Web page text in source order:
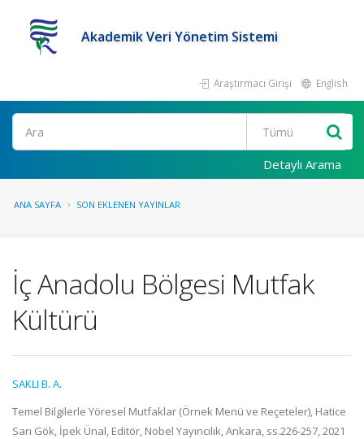
Akademik Veri Yönetim Sistemi
Araştırmacı Girişi English
Ara
Detaylı Arama
ANA SAYFA SON EKLENEN YAYINLAR
İç Anadolu Bölgesi Mutfak
Kültürü
SAKLI B. A.
Temel Bilgilerle Yöresel Mutfaklar (Örnek Menü ve Reçeteler), Hatice
Sarı Gök, İpek Ünal, Editör, Nobel Yayıncılık, Ankara, ss.226-257, 2021